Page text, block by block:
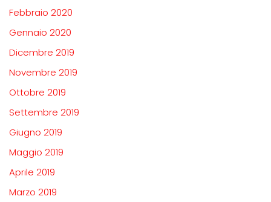
Febbraio 2020
Gennaio 2020
Dicembre 2019
Novembre 2019
Ottobre 2019
Settembre 2019
Giugno 2019
Maggio 2019
Aprile 2019
Marzo 2019